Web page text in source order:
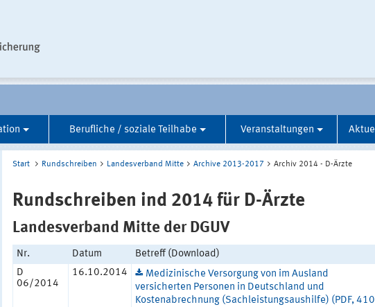
Berufliche / soziale Teilhabe Veranstaltungen
Start Rundschreiben Landesverband Mitte Archive 2013-2017 Archiv 2014 - D-Ärzte
Rundschreiben ind 2014 für D-Ärzte
Landesverband Mitte der DGUV
Nr. Datum
Betreff (Download)
D
06/2014
16.10.2014
Medizinische Versorgung von im Ausland
versicherten Personen in Deutschland und
Kostenabrechnung (Sachleistungsaushilfe) (PDF, 410